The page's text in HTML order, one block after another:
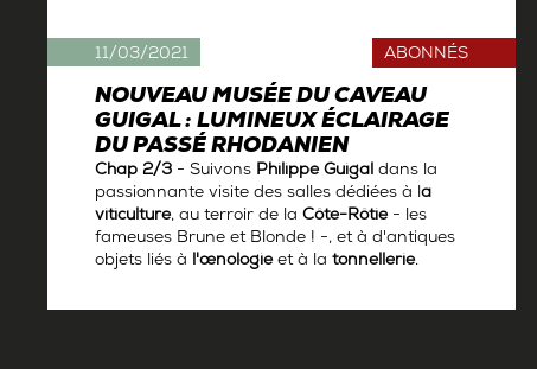
NOUVEAU MUSÉE DU CAVEAU
GUIGAL : LUMINEUX ÉCLAIRAGE
DU PASSÉ RHODANIEN
ABONNÉS
Chap 2/3 - Suivons Philippe Guigal dans la
passionnante visite des salles dédiées à la
viticulture, au terroir de la Côte-Rôtie- les
fameuses Brune et Blonde ! -, et à d'antiques
objets liés à l'œnologieet à la tonnellerie.
11/03/2021